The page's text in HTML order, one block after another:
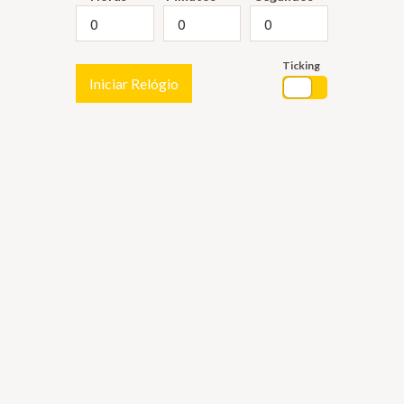
Iniciar Relógio
Ticking